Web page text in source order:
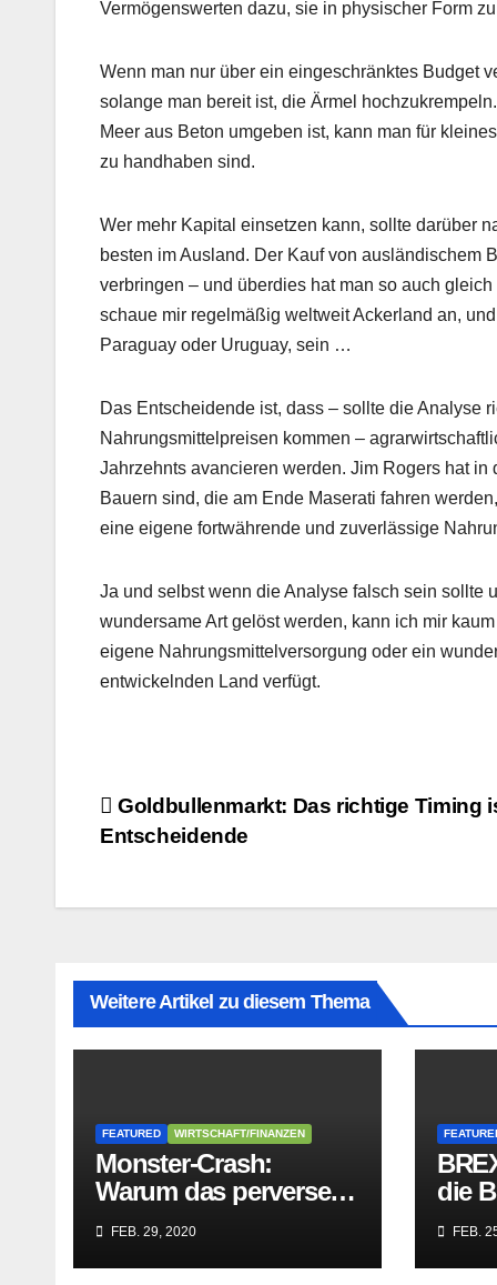
Vermögenswerten dazu, sie in physischer Form
Wenn man nur über ein eingeschränktes Budget
solange man bereit ist, die Ärmel
Meer aus Beton umgeben ist, kann man für
zu handhaben sind.
Wer mehr Kapital einsetzen kann, sollte darüber
besten im Ausland. Der Kauf von ausländischem
verbringen – und überdies hat man so auch
schaue mir regelmäßig weltweit Ackerland an,
Paraguay oder Uruguay, sein …
Das Entscheidende ist, dass – sollte die Analyse
Nahrungsmittelpreisen kommen –
Jahrzehnts avancieren werden. Jim Rogers hat
Bauern sind, die am Ende Maserati fahren
eine eigene fortwährende und zuverlässige
Ja und selbst wenn die Analyse falsch sein sollte
wundersame Art gelöst werden, kann ich mir
eigene Nahrungsmittelversorgung oder ein
entwickelnden Land verfügt.
Beitragsnavigation
Goldbullenmarkt: Das richtige Timing
Entscheidende
Weitere Artikel zu diesem Thema
FEATURED WIRTSCHAFT/FINANZEN
Monster-Crash:
Warum das perverse
Lügengebäude der
Sozialisten in sich
zusammenbricht!
FEB. 29, 2020
die
FEB.